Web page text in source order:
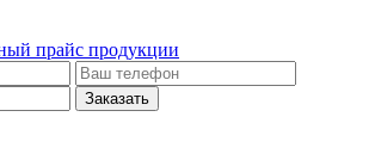
прайс продукции
Заказать